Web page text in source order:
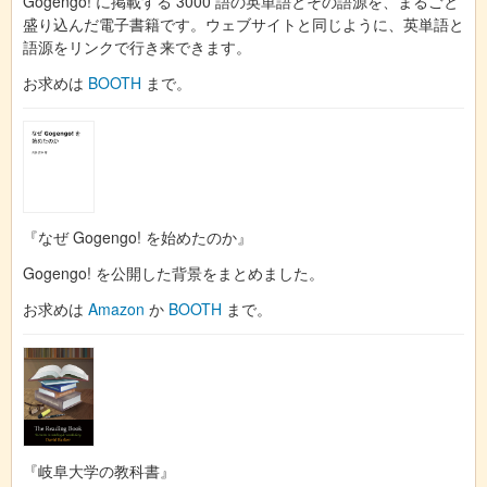
盛り込んだ電子書籍です。ウェブサイトと同じように、英単語と
語源をリンクで行き来できます。
お求めは BOOTH まで。
『なぜ Gogengo! を始めたのか』
Gogengo! を公開した背景をまとめました。
お求めは Amazon か BOOTH まで。
『岐阜大学の教科書』